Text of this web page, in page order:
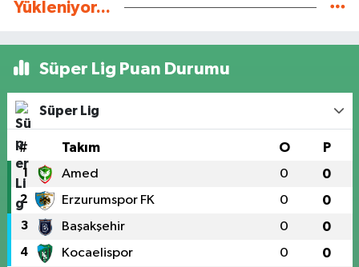
Yükleniyor...
Süper Lig Puan Durumu
Süper Lig
# Takım O P
1 Amed 0 0
2 Erzurumspor FK 0 0
3 Başakşehir 0 0
4 Kocaelispor 0 0